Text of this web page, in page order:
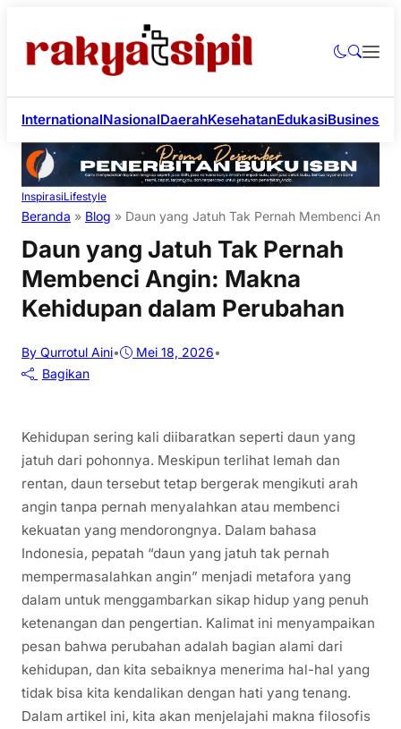
InternationalNasionalDaerahKesehatanEdukasiBusiness
InspirasiLifestyle
Beranda » Blog » Daun yang Jatuh Tak Pernah Membenci
Daun yang Jatuh Tak Pernah
Membenci Angin: Makna
Kehidupan dalam Perubahan
By Qurrotul Aini• Mei 18, 2026•
Bagikan
Kehidupan sering kali diibaratkan seperti daun yang
jatuh dari pohonnya. Meskipun terlihat lemah dan
rentan, daun tersebut tetap bergerak mengikuti arah
angin tanpa pernah menyalahkan atau membenci
kekuatan yang mendorongnya. Dalam bahasa
Indonesia, pepatah “daun yang jatuh tak pernah
mempermasalahkan angin” menjadi metafora yang
dalam untuk menggambarkan sikap hidup yang penuh
ketenangan dan pengertian. Kalimat ini menyampaikan
pesan bahwa perubahan adalah bagian alami dari
kehidupan, dan kita sebaiknya menerima hal-hal yang
tidak bisa kita kendalikan dengan hati yang tenang.
Dalam artikel ini, kita akan menjelajahi makna filosofis